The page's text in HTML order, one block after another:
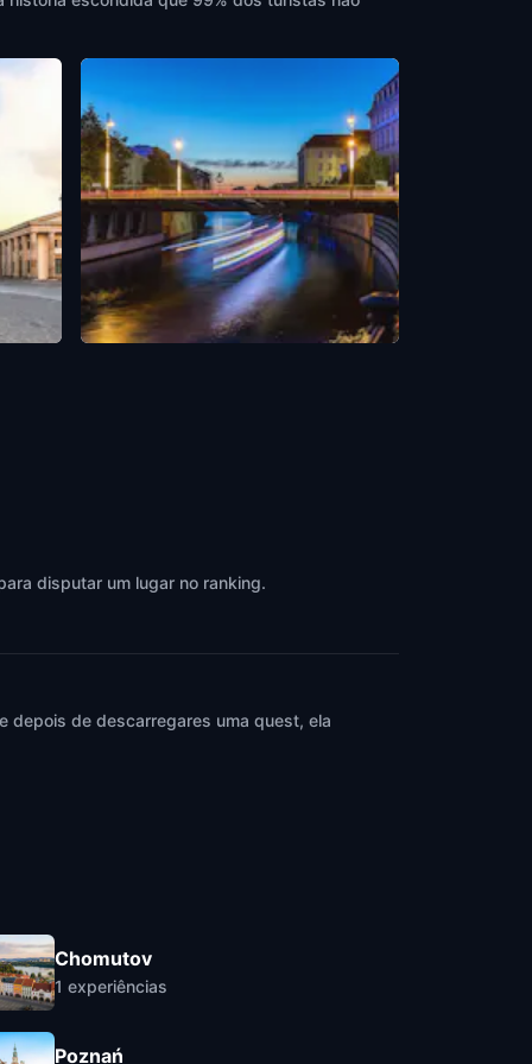
disputar um lugar no ranking.
depois de descarregares uma quest, ela
Chomutov
1 experiências
Poznań